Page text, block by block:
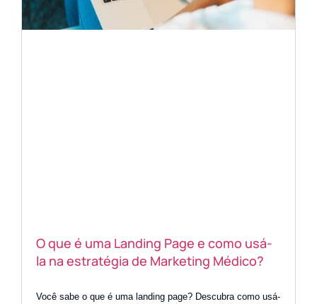
O que é uma Landing Page e como usá-
la na estratégia de Marketing Médico?
Você sabe o que é uma landing page? Descubra como usá-